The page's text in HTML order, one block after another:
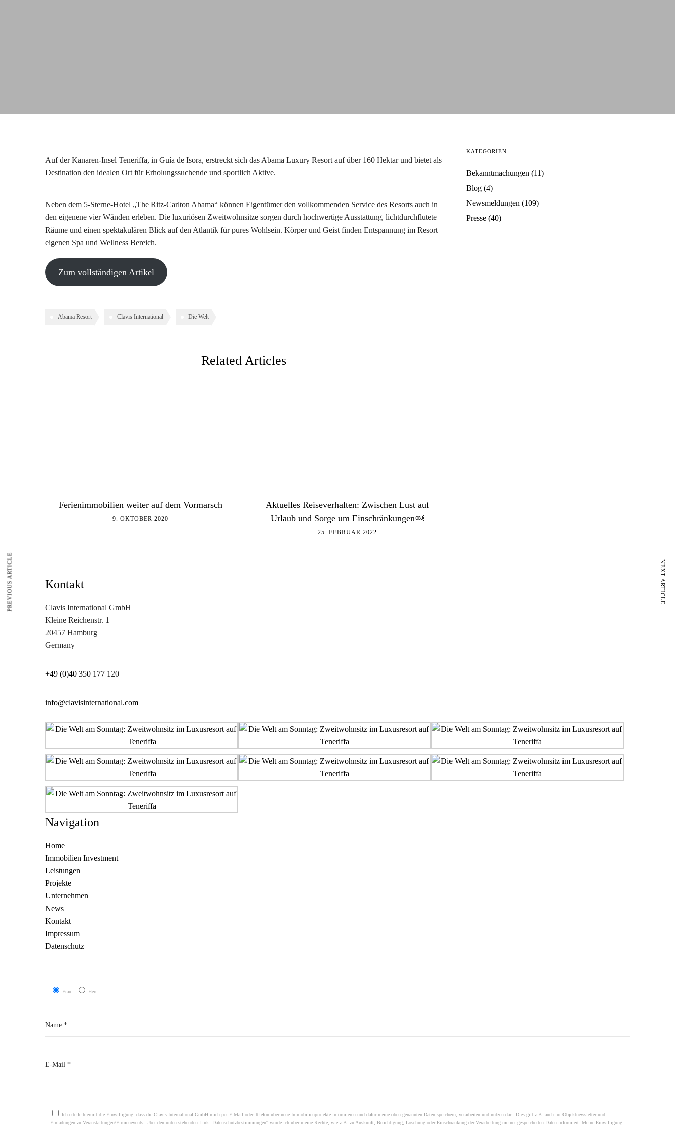
Auf der Kanaren-Insel Teneriffa, in Guía de Isora, erstreckt sich das Abama Luxury Resort auf über 160 Hektar und bietet als
Destination den idealen Ort für Erholungssuchende und sportlich Aktive.
Neben dem 5-Sterne-Hotel „The Ritz-Carlton Abama“ können Eigentümer den vollkommenden Service des Resorts auch in
den eigenene vier Wänden erleben. Die luxuriösen Zweitwohnsitze sorgen durch hochwertige Ausstattung, lichtdurchflutete
Räume und einen spektakulären Blick auf den Atlantik für pures Wohlsein. Körper und Geist finden Entspannung im Resort
eigenen Spa und Wellness Bereich.
Zum vollständigen Artikel
Abama Resort Clavis International Die Welt
Related Articles
Ferienimmobilien weiter auf dem Vormarsch
9. OKTOBER 2020
Aktuelles Reiseverhalten: Zwischen Lust auf
Urlaub und Sorge um Einschränkungen￼
25. FEBRUAR 2022
PREVIOUS ARTICLE NEXT ARTICLE
KATEGORIEN
Bekanntmachungen (11)
Blog (4)
Newsmeldungen (109)
Presse (40)
Kontakt
Clavis International GmbH
Kleine Reichenstr. 1
20457 Hamburg
Germany
+49 (0)40 350 177 1 20
info@clavisinternational.com
Navigation
Home
Immobilien Investment
Leistungen
Projekte
Unternehmen
News
Kontakt
Impressum
Datenschutz
Frau Herr
Ich erteile hiermit die Einwilligung, dass die Clavis International GmbH mich per E-Mail oder Telefon über neue Immobilienprojekte informieren und dafür meine oben genannten Daten speichern, verarbeiten und nutzen darf. Dies gilt z.B. auch für Objektnewsletter und
Einladungen zu Veranstaltungen/Firmenevents. Über den unten stehenden Link „Datenschutzbestimmungen“ wurde ich über meine Rechte, wie z.B. zu Auskunft, Berichtigung, Löschung oder Einschränkung der Verarbeitung meiner gespeicherten Daten informiert. Meine Einwilligung